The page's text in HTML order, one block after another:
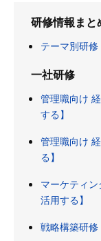
研修情報まと
テーマ別研修
一社研修
管理職向け
する】
管理職向け
る】
マーケティ
活用する】
戦略構築研修